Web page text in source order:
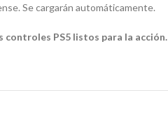
Se cargarán automáticamente.
controles PS5 listos para la acción.